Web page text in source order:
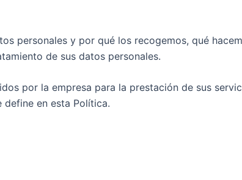
personales y por qué los recogemos, qué
de sus datos personales.
por la empresa para la prestación de sus
en esta Política.